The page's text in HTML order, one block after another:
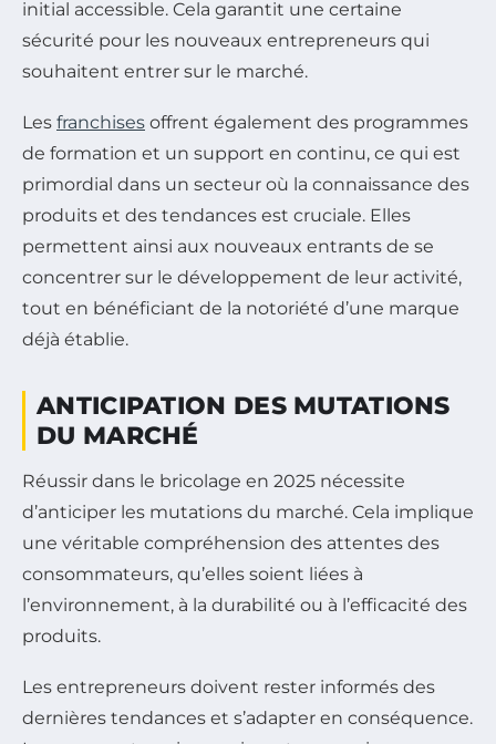
initial accessible. Cela garantit une certaine
sécurité pour les nouveaux entrepreneurs qui
souhaitent entrer sur le marché.
Les franchises offrent également des programmes
de formation et un support en continu, ce qui est
primordial dans un secteur où la connaissance des
produits et des tendances est cruciale. Elles
permettent ainsi aux nouveaux entrants de se
concentrer sur le développement de leur activité,
tout en bénéficiant de la notoriété d’une marque
déjà établie.
ANTICIPATION DES MUTATIONS
DU MARCHÉ
Réussir dans le bricolage en 2025 nécessite
d’anticiper les mutations du marché. Cela implique
une véritable compréhension des attentes des
consommateurs, qu’elles soient liées à
l’environnement, à la durabilité ou à l’efficacité des
produits.
Les entrepreneurs doivent rester informés des
dernières tendances et s’adapter en conséquence.